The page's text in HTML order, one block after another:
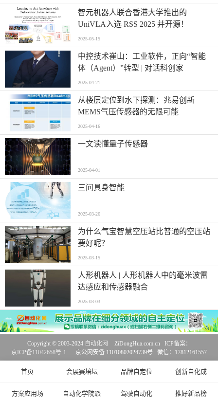
智元机器人联合香港大学推出的
UniVLA入选 RSS 2025 并开源！
2025-05-15
中控技术崔山：工业软件，正向“智能
体（Agent）”转型 | 对话科创家
2025-04-21
从楼层定位到水下探测：兆易创新
MEMS气压传感器的无限可能
2025-04-16
一文读懂量子传感器
2025-04-01
三问具身智能
2025-03-26
为什么气宝智慧空压站比普通的空压站
要好呢？
2025-03-15
人形机器人 | 人形机器人中的毫米波雷
达感应和传感器融合
2025-03-03
首页 会展赛培坛 品牌自定位 创新自化成
方案应用场 自动化学院派 驾驶自动化 推好新品榜
Copyright © 2003-2024 自动化网
ZiDongHua.com.cn ICP备案：
京ICP备11042658号-1
京公网安备 11010802024739号 微信：17812161557